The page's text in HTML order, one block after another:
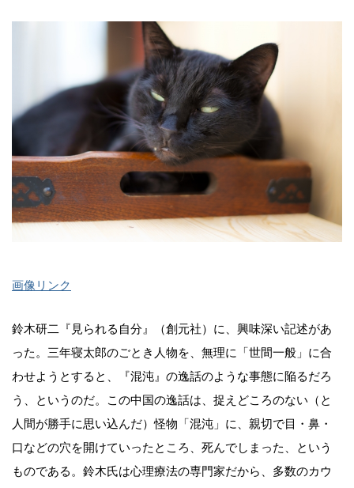
画像リンク
鈴木研二『見られる自分』（創元社）に、興味深い記述があ
った。三年寝太郎のごとき人物を、無理に「世間一般」に合
わせようとすると、『混沌』の逸話のような事態に陥るだろ
う、というのだ。この中国の逸話は、捉えどころのない（と
人間が勝手に思い込んだ）怪物「混沌」に、親切で目・鼻・
口などの穴を開けていったところ、死んでしまった、という
ものである。鈴木氏は心理療法の専門家だから、多数のカウ